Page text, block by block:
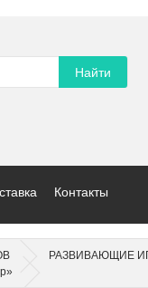
Контакты
РАЗВИВАЮЩИЕ